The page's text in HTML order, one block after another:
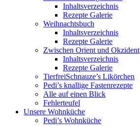
Inhaltsverzeichnis
Rezepte Galerie
Weihnachtsbuch
Inhaltsverzeichnis
Rezepte Galerie
Zwischen Orient und Okzident
Inhaltsverzeichnis
Rezepte Galerie
TierfreiSchnauze’s Likörchen
Pedi’s knallige Fastenrezepte
Alle auf einen Blick
Fehlerteufel
Unsere Wohnküche
Pedi’s Wohnküche